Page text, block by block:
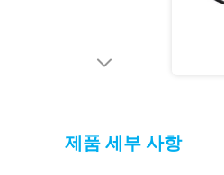
제품 세부 사항